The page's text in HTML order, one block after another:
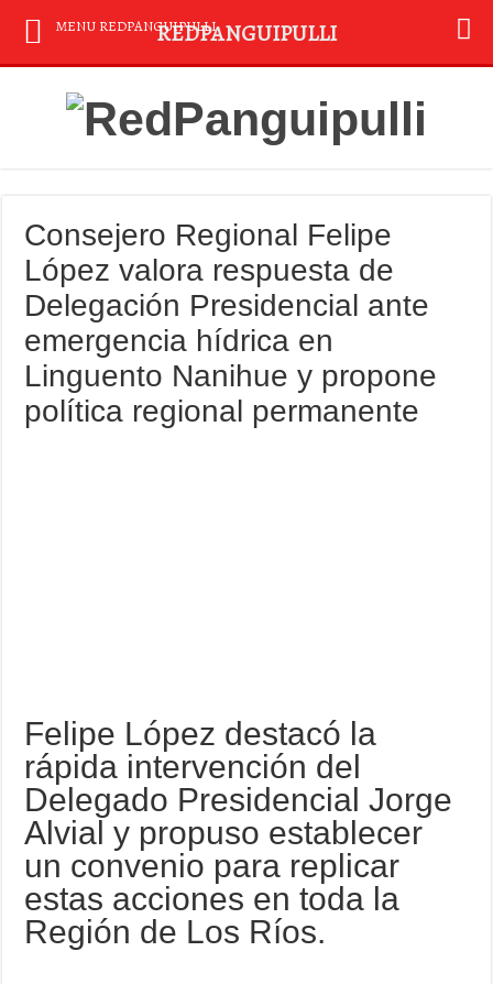
Consejero Regional Felipe
López valora respuesta de
Delegación Presidencial ante
emergencia hídrica en
Linguento Nanihue y propone
política regional permanente
Felipe López destacó la
rápida intervención del
Delegado Presidencial Jorge
Alvial y propuso establecer
un convenio para replicar
estas acciones en toda la
Región de Los Ríos.
MENU REDPANGUIPULLIREDPANGUIPULLI